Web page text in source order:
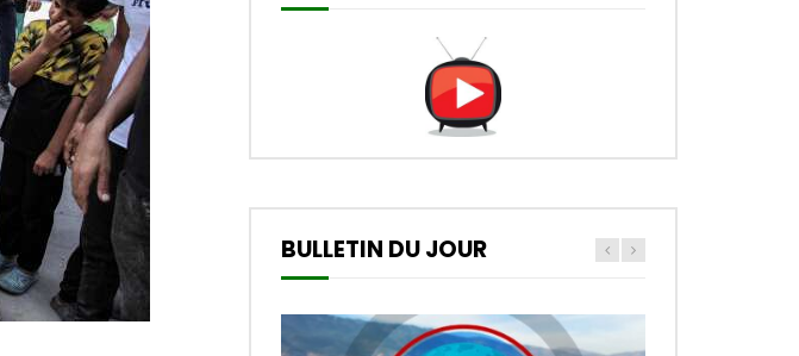
BULLETIN DU JOUR